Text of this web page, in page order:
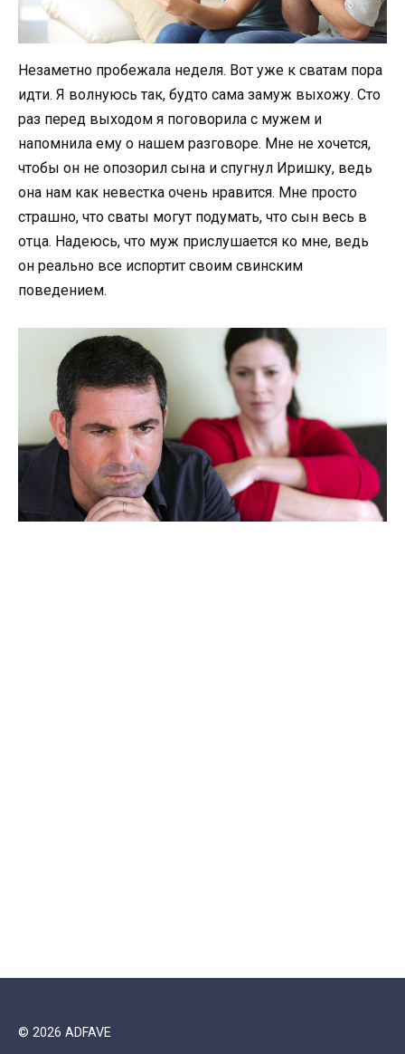
Незаметно пробежала неделя. Вот уже к сватам пора
идти. Я волнуюсь так, будто сама замуж выхожу. Сто
раз перед выходом я поговорила с мужем и
напомнила ему о нашем разговоре. Мне не хочется,
чтобы он не опозорил сына и спугнул Иришку, ведь
она нам как невестка очень нравится. Мне просто
страшно, что сваты могут подумать, что сын весь в
отца. Надеюсь, что муж прислушается ко мне, ведь
он реально все испортит своим свинским
поведением.
© 2026 ADFAVE